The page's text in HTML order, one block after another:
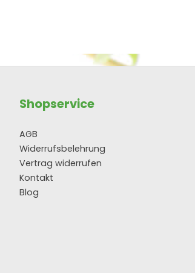
Shopservice
AGB
Widerrufsbelehrung
Vertrag widerrufen
Kontakt
Blog